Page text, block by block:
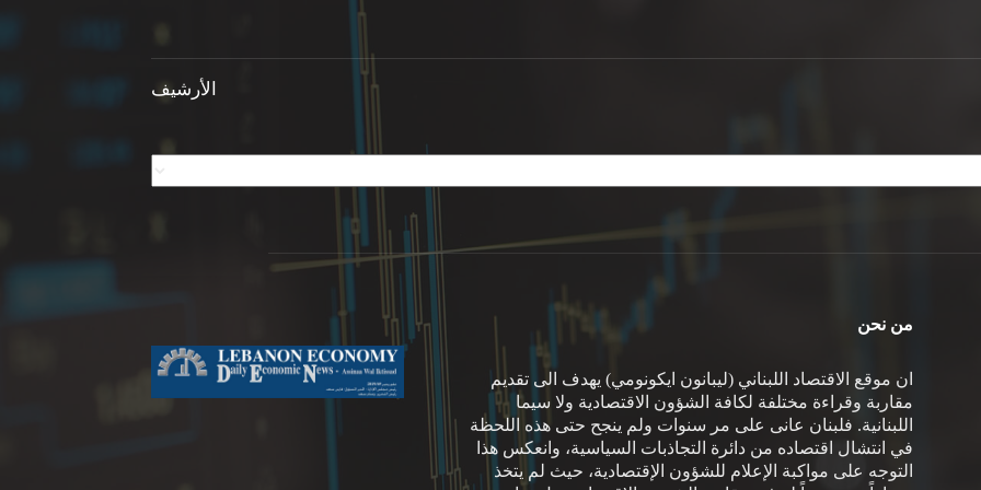
الأرشيف
من نحن
ان موقع الاقتصاد اللبناني (ليبانون ايكونومي) يهدف الى تقديم
مقاربة وقراءة مختلفة لكافة الشؤون الاقتصادية ولا سيما
اللبنانية. فلبنان عانى على مر سنوات ولم ينجح حتى هذه اللحظة
في انتشال اقتصاده من دائرة التجاذبات السياسية، وانعكس هذا
التوجه على مواكبة الإعلام للشؤون الإقتصادية، حيث لم يتخذ